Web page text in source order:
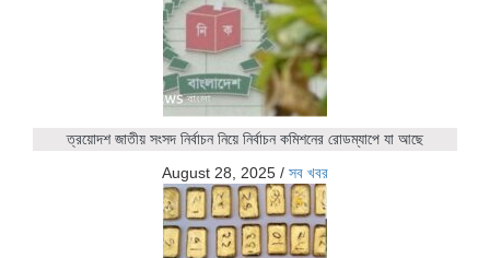
ত্রয়োদশ জাতীয় সংসদ নির্বাচন নিয়ে নির্বাচন কমিশনের রোডম্যাপে যা আছে
August 28, 2025 / সব খবর